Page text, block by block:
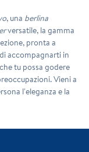
, una berlina
versatile, la gamma
pronta a
accompagnarti in
tu possa godere
Vieni a
l'eleganza e la